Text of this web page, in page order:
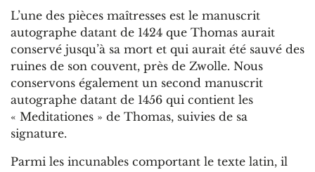
L’une des pièces maîtresses est le manuscrit
autographe datant de 1424 que Thomas aurait
conservé jusqu’à sa mort et qui aurait été sauvé des
ruines de son couvent, près de Zwolle. Nous
conservons également un second manuscrit
autographe datant de 1456 qui contient les
« Meditationes » de Thomas, suivies de sa
signature.
Parmi les incunables comportant le texte latin, il